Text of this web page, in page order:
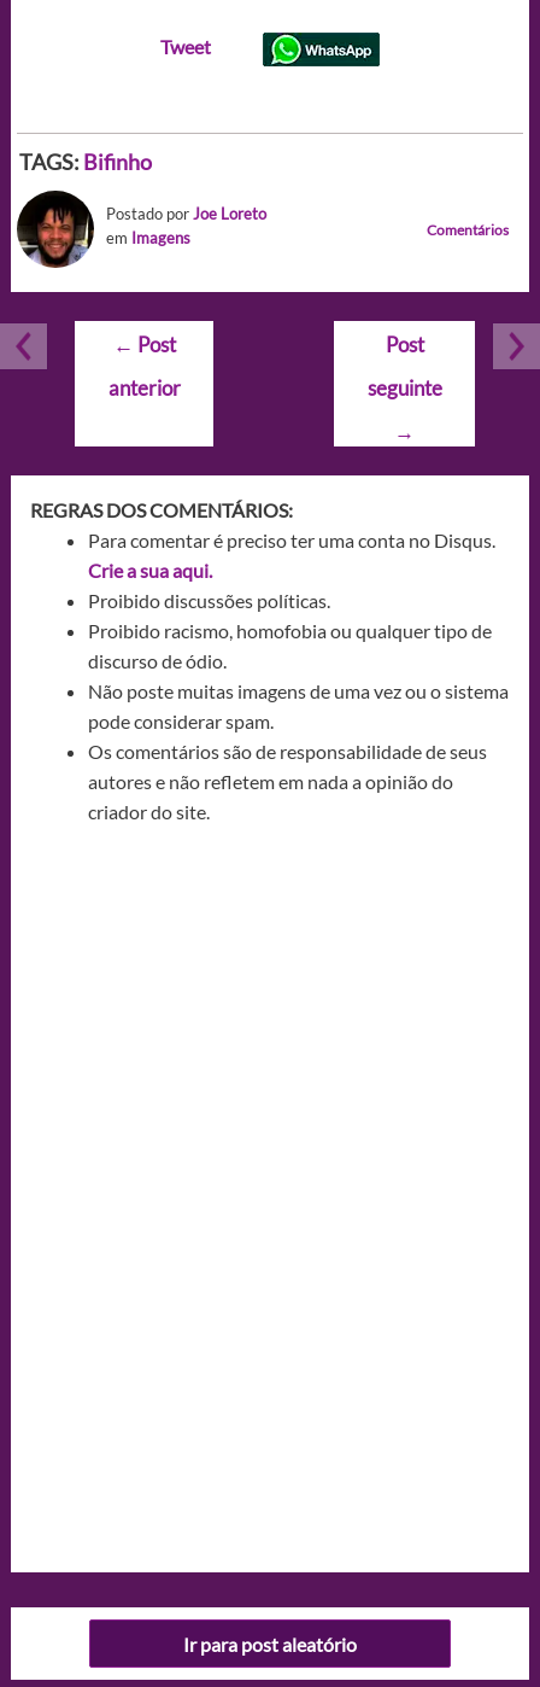
Tweet
TAGS: Bifinho
Postado porJoe Loreto
em Imagens Comentários
Navegação
Post
← Post
anterior
Post
seguinte
→
REGRAS DOS COMENTÁRIOS:
Para comentar é preciso ter uma conta no Disqus.
Crie a sua aqui.
Proibido discussões políticas.
Proibido racismo, homofobia ou qualquer tipo de
discurso de ódio.
Não poste muitas imagens de uma vez ou o sistema
pode considerar spam.
Os comentários são de responsabilidade de seus
autores e não refletem em nada a opinião do
criador do site.
Ir para post aleatório